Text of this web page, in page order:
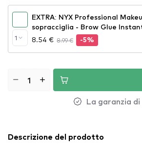
1
EXTRA: NYX Professional
sopracciglia - Brow Glue
8.54 € 8.99 € -5%
La garanzia
Descrizione del prodotto